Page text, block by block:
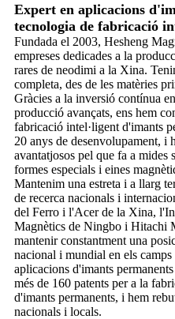
Expert en aplicacions
tecnologia de fabricació
Fundada el 2003, Hesheng
empreses dedicades a la
rares de neodimi a la Xina.
completa, des de les matèries
Gràcies a la inversió contínua
producció avançats, ens hem
fabricació intel·ligent d'imants
20 anys de desenvolupament, i
avantatjosos pel que fa a mides
formes especials i eines
Mantenim una estreta i a llarg
de recerca nacionals i
del Ferro i l'Acer de la Xina,
Magnètics de Ningbo i Hitachi
mantenir constantment una
nacional i mundial en els
aplicacions d'imants
més de 160 patents per a la
d'imants permanents, i hem
nacionals i locals.